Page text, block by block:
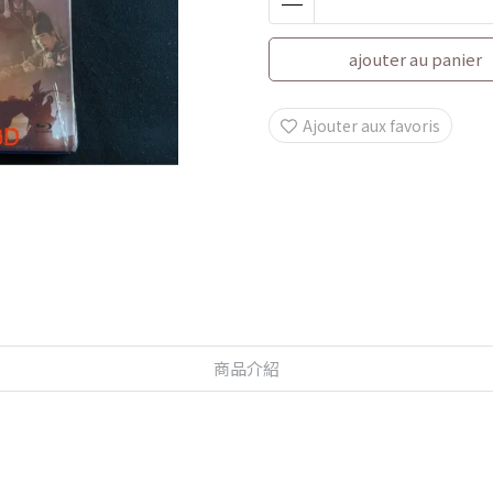
ajouter au panier
Ajouter aux favoris
商品介紹